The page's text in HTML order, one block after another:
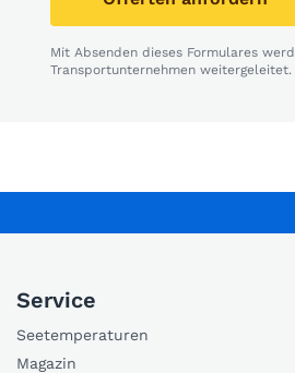
Mit Absenden dieses Formulares
Transportunternehmen weitergeleitet.
Service
Seetemperaturen
Magazin